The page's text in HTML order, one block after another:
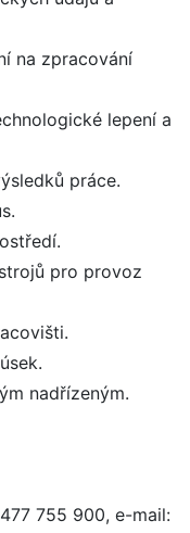
na zpracování
lepení a
práce.
pro provoz
nadřízeným.
755 900, e-mail: